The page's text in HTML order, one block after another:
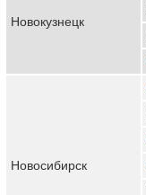
Новокузнецк
Новосибирск